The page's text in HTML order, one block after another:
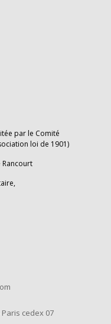
par le Comité
loi de 1901)
Paris cedex 07